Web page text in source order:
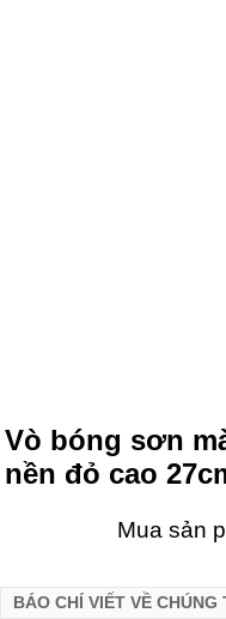
Vò bóng sơn
nền đỏ cao
Mua sản
BÁO CHÍ VIẾT VỀ CHÚNG